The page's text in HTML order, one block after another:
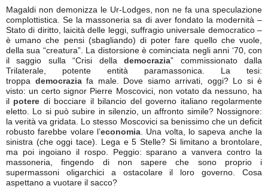
Magaldi non demonizza le Ur-Lodges, non ne fa una speculazione
complottistica. Se la massoneria sa di aver fondato la modernità –
Stato di diritto, laicità delle leggi, suffragio universale democratico –
è umano che pensi (sbagliando) di poter fare quello che vuole,
della sua “creatura”. La distorsione è cominciata negli anni ‘70, con
il saggio sulla “Crisi dellademocrazia” commissionato dalla
Trilaterale, potente entità paramassonica. La tesi:
troppa democraziafa male. Dove siamo arrivati, oggi? Lo si è
visto: un certo signor Pierre Moscovici, non votato da nessuno, ha
il potere di bocciare il bilancio del governo italiano regolarmente
eletto. Lo si può subire in silenzio, un affronto simile? Nossignore:
la verità va gridata. Lo stesso Moscovici sa benissimo che un deficit
robusto farebbe volare l’economia . Una volta, lo sapeva anche la
sinistra (che oggi tace). Lega e 5 Stelle? Si limitano a brontolare,
ma poi ingoiano il rospo. Peggio: sparano a vanvera contro la
massoneria, fingendo di non sapere che sono proprio i
supermassoni oligarchici a ostacolare il loro governo. Cosa
aspettano a vuotare il sacco?